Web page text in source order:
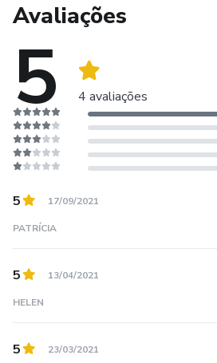
Avaliações
5 4 avaliações
5 17/09/2021
PATRÍCIA
5 13/04/2021
HELEN
5 23/03/2021